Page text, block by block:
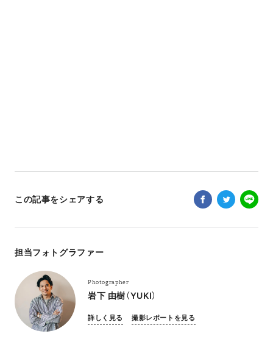
この記事をシェアする
担当フォトグラファー
Photographer
岩下 由樹（YUKI）
詳しく見る 撮影レポートを見る